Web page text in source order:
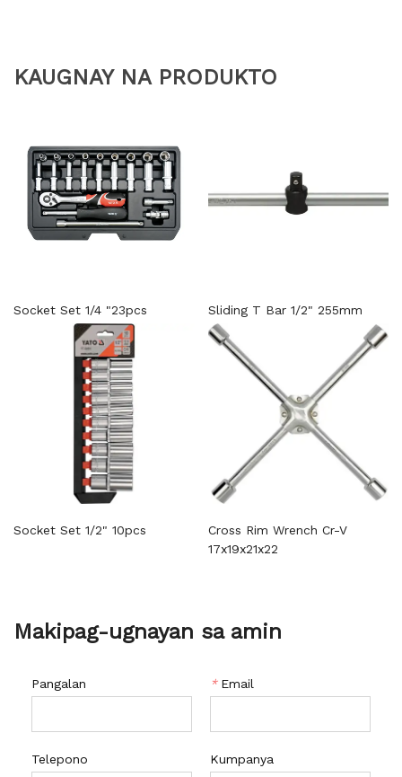
KAUGNAY NA PRODUKTO
Socket Set 1/4 "23pcs Sliding T Bar 1/2" 255mm
Socket Set 1/2" 10pcs
Cross Rim Wrench Cr-V
17x19x21x22
Makipag-ugnayan sa amin
Pangalan * Email
Telepono Kumpanya